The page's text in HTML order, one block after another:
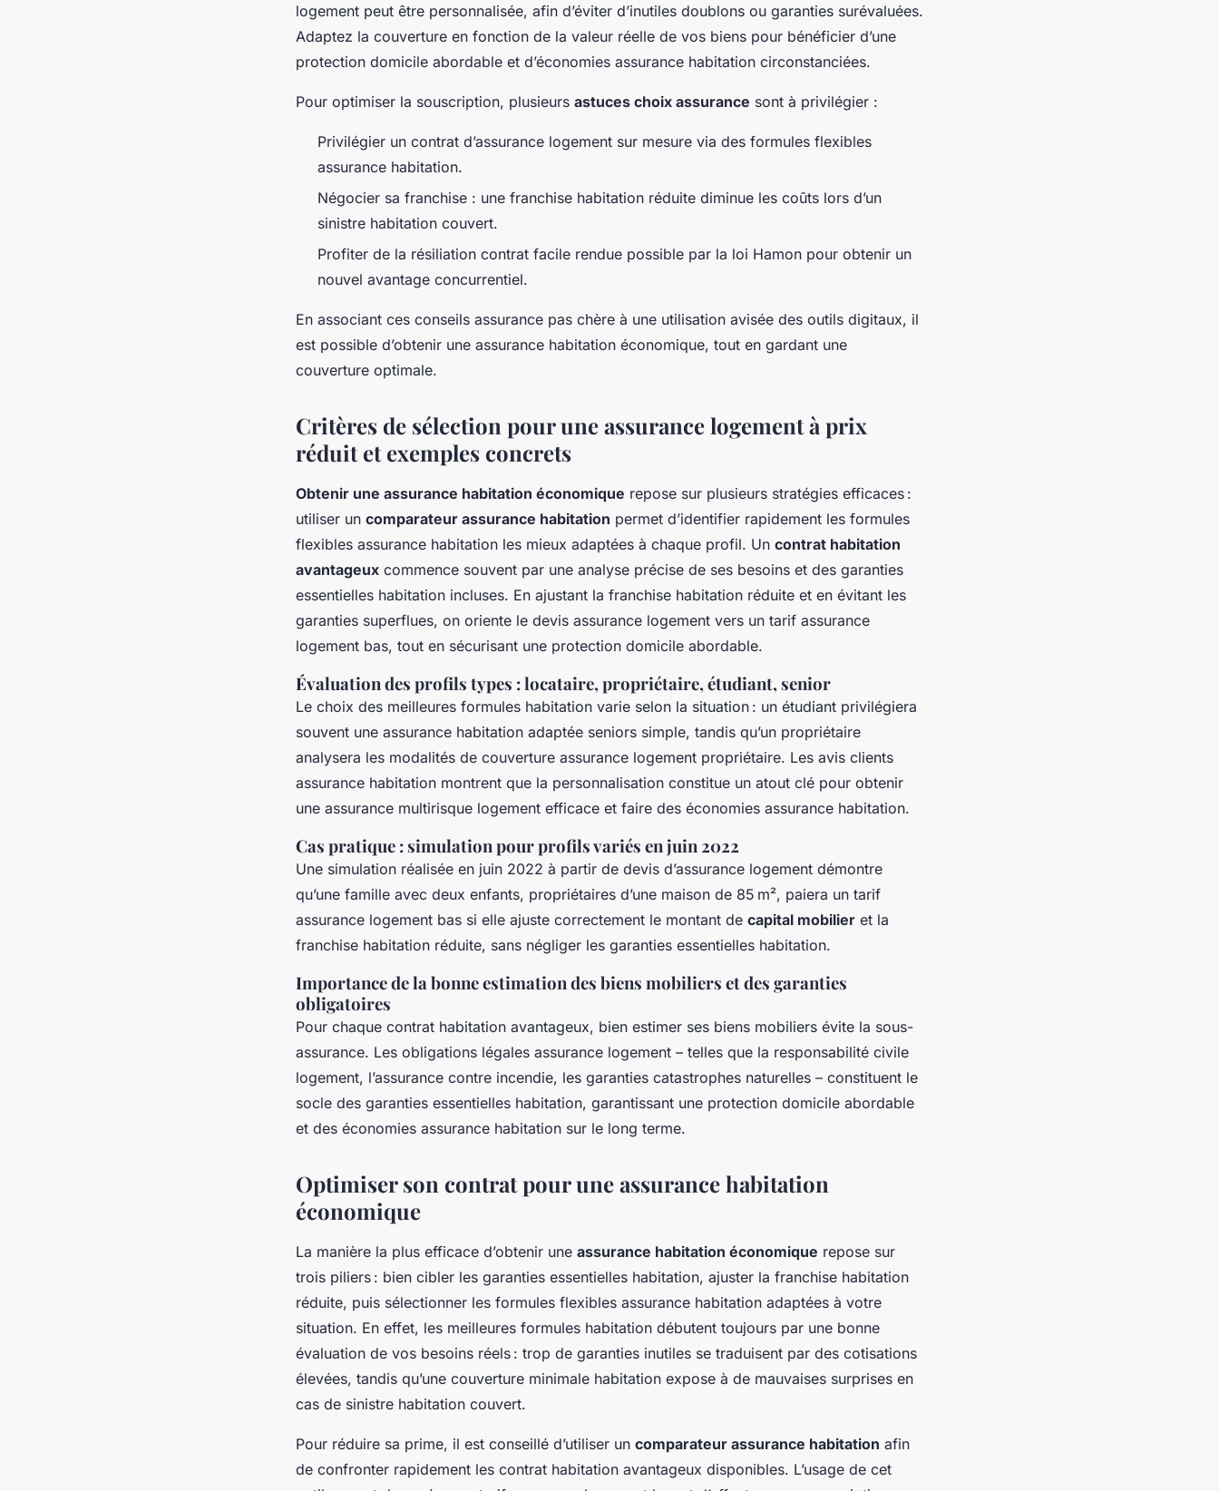
logement peut être personnalisée, afin d’éviter d’inutiles doublons ou garanties surévaluées.
Adaptez la couverture en fonction de la valeur réelle de vos biens pour bénéficier d’une
protection domicile abordable et d’économies assurance habitation circonstanciées.
Pour optimiser la souscription, plusieurs astuces choix assurance sont à privilégier :
Privilégier un contrat d’assurance logement sur mesure via des formules flexibles
assurance habitation.
Négocier sa franchise : une franchise habitation réduite diminue les coûts lors d’un
sinistre habitation couvert.
Profiter de la résiliation contrat facile rendue possible par la loi Hamon pour obtenir un
nouvel avantage concurrentiel.
En associant ces conseils assurance pas chère à une utilisation avisée des outils digitaux, il
est possible d’obtenir une assurance habitation économique, tout en gardant une
couverture optimale.
Critères de sélection pour une assurance logement à prix
réduit et exemples concrets
Obtenir une assurance habitation économique repose sur plusieurs stratégies efficaces :
utiliser un comparateur assurance habitation permet d’identifier rapidement les formules
flexibles assurance habitation les mieux adaptées à chaque profil. Un contrat habitation
avantageux commence souvent par une analyse précise de ses besoins et des garanties
essentielles habitation incluses. En ajustant la franchise habitation réduite et en évitant les
garanties superflues, on oriente le devis assurance logement vers un tarif assurance
logement bas, tout en sécurisant une protection domicile abordable.
Évaluation des profils types : locataire, propriétaire, étudiant, senior
Le choix des meilleures formules habitation varie selon la situation : un étudiant privilégiera
souvent une assurance habitation adaptée seniors simple, tandis qu’un propriétaire
analysera les modalités de couverture assurance logement propriétaire. Les avis clients
assurance habitation montrent que la personnalisation constitue un atout clé pour obtenir
une assurance multirisque logement efficace et faire des économies assurance habitation.
Cas pratique : simulation pour profils variés en juin 2022
Une simulation réalisée en juin 2022 à partir de devis d’assurance logement démontre
qu’une famille avec deux enfants, propriétaires d’une maison de 85 m², paiera un tarif
assurance logement bas si elle ajuste correctement le montant de capital mobilier et la
franchise habitation réduite, sans négliger les garanties essentielles habitation.
Importance de la bonne estimation des biens mobiliers et des garanties
obligatoires
Pour chaque contrat habitation avantageux, bien estimer ses biens mobiliers évite la sous-
assurance. Les obligations légales assurance logement – telles que la responsabilité civile
logement, l’assurance contre incendie, les garanties catastrophes naturelles – constituent le
socle des garanties essentielles habitation, garantissant une protection domicile abordable
et des économies assurance habitation sur le long terme.
Optimiser son contrat pour une assurance habitation
économique
La manière la plus efficace d’obtenir une assurance habitation économique repose sur
trois piliers : bien cibler les garanties essentielles habitation, ajuster la franchise habitation
réduite, puis sélectionner les formules flexibles assurance habitation adaptées à votre
situation. En effet, les meilleures formules habitation débutent toujours par une bonne
évaluation de vos besoins réels : trop de garanties inutiles se traduisent par des cotisations
élevées, tandis qu’une couverture minimale habitation expose à de mauvaises surprises en
cas de sinistre habitation couvert.
Pour réduire sa prime, il est conseillé d’utiliser un comparateur assurance habitation afin
de confronter rapidement les contrat habitation avantageux disponibles. L’usage de cet